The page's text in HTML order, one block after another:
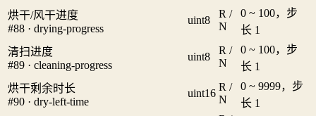
烘干/风干进度
#88 · drying-progress
uint8
R /
N
0 ~ 100，步
长 1
清扫进度
#89 · cleaning-progress
uint8
R /
N
0 ~ 100，步
长 1
烘干剩余时长
#90 · dry-left-time
uint16
R /
N
0 ~ 9999，步
长 1